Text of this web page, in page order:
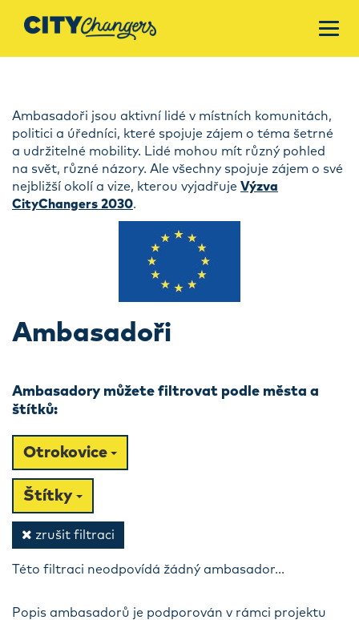
Ambasadoři jsou aktivní lidé v místních komunitách,
politici a úředníci, které spojuje zájem o téma šetrné
a udržitelné mobility. Lidé mohou mít různý pohled
na svět, různé názory. Ale všechny spojuje zájem o své
nejbližší okolí a vize, kterou vyjadřuje Výzva
CityChangers 2030.
Ambasadoři
Ambasadory můžete filtrovat podle města a
štítků:
Otrokovice
Štítky
zrušit filtraci
Této filtraci neodpovídá žádný ambasador...
Popis ambasadorů je podporován v rámci projektu